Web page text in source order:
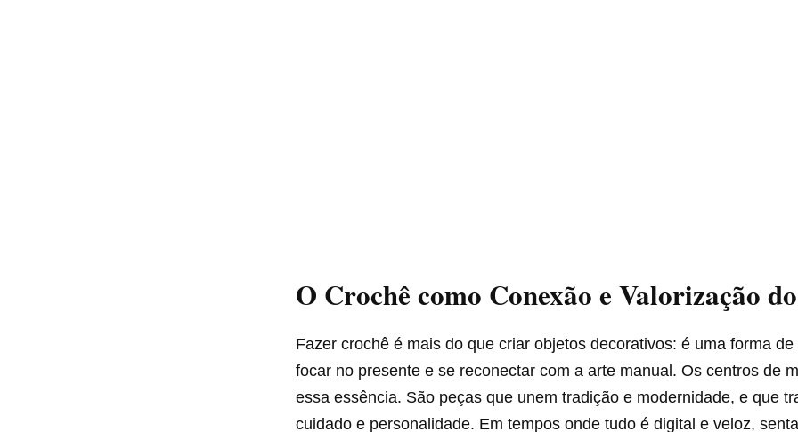
O Crochê como Conexão e Valorização
Fazer crochê é mais do que criar objetos decorativos: é uma forma de
focar no presente e se reconectar com a arte manual. Os centros de
essa essência. São peças que unem tradição e modernidade, e que
cuidado e personalidade. Em tempos onde tudo é digital e veloz,